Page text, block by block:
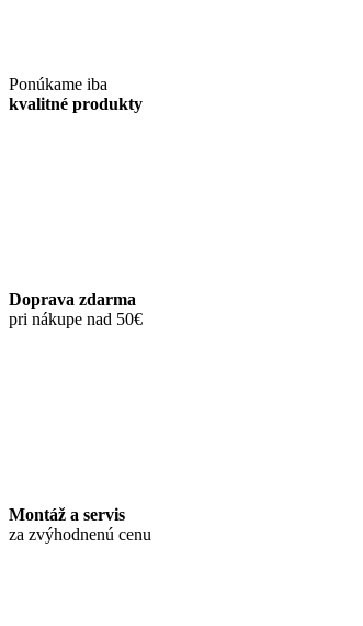
Ponúkame iba
kvalitné produkty
Doprava zdarma
pri nákupe nad 50€
Montáž a servis
za zvýhodnenú cenu